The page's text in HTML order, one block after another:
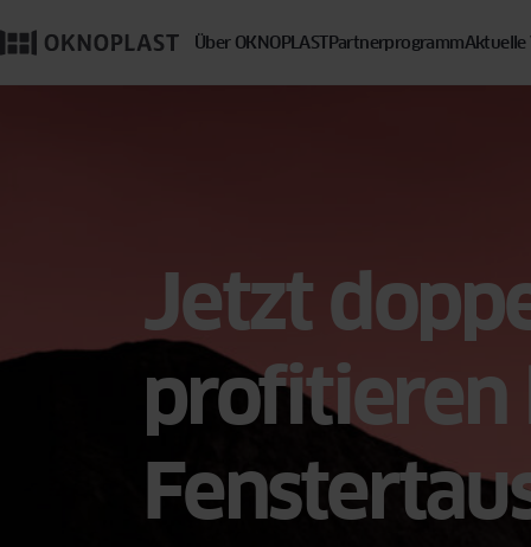
Über OKNOPLASTPartnerprogrammAktuelle
Jetzt
profitieren